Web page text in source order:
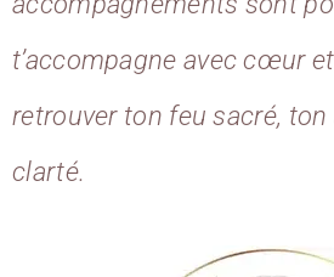
t’accompagne avec cœur
retrouver ton feu sacré, ton
clarté.